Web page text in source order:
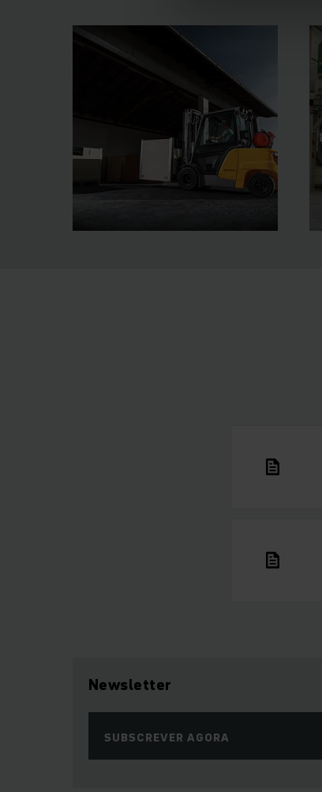
Newsletter
SUBSCREVER AGORA